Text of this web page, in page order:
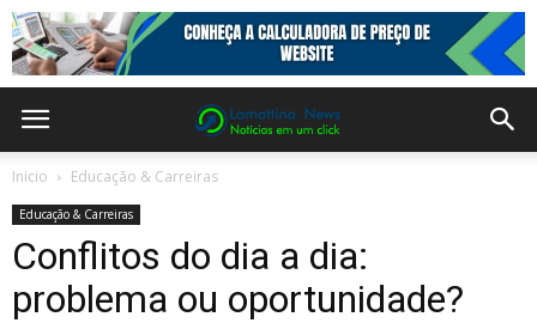
Inicio Educação & Carreiras
Educação & Carreiras
Conflitos do dia a dia:
problema ou oportunidade?